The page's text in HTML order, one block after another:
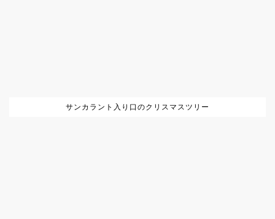
サンカラント入り口のクリスマスツリー